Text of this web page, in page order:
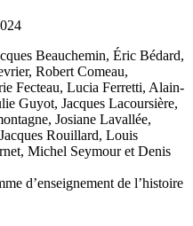
Beauchemin, Éric Bédard,
Robert Comeau,
Fecteau, Lucia Ferretti, Alain-
Guyot, Jacques Lacoursière,
Josiane Lavallée,
Rouillard, Louis
Michel Seymour et Denis
d’enseignement de l’histoire